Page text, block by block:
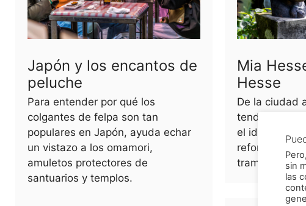
Japón y los encantos de
peluche
Para entender por qué los
colgantes de felpa son tan
populares en Japón, ayuda echar
un vistazo a los omamori,
amuletos protectores de
santuarios y templos.
Mia
Hesse
De la ciudad
tendencia ya
el ideal de la
reformas se
trampa para